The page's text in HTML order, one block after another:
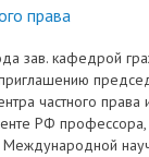
права
зав. кафедрой
частного права
РФ